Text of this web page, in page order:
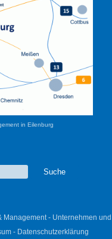
in Eilenburg
- Unternehmen und
- Datenschutzerklärung